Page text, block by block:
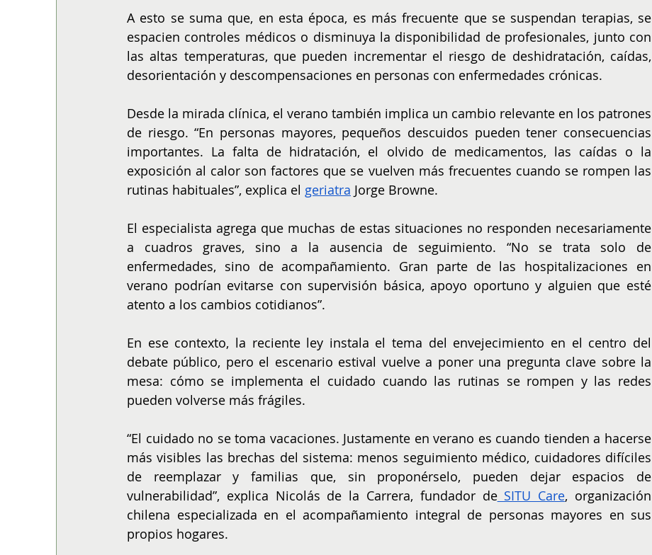
A esto se suma que, en esta época, es más frecuente que se suspendan terapias, se
espacien controles médicos o disminuya la disponibilidad de profesionales, junto con
las altas temperaturas, que pueden incrementar el riesgo de deshidratación, caídas,
desorientación y descompensaciones en personas con enfermedades crónicas.
Desde la mirada clínica, el verano también implica un cambio relevante en los patrones
de riesgo. “En personas mayores, pequeños descuidos pueden tener consecuencias
importantes. La falta de hidratación, el olvido de medicamentos, las caídas o la
exposición al calor son factores que se vuelven más frecuentes cuando se rompen las
rutinas habituales”, explica el geriatra Jorge Browne.
El especialista agrega que muchas de estas situaciones no responden necesariamente
a cuadros graves, sino a la ausencia de seguimiento. “No se trata solo de
enfermedades, sino de acompañamiento. Gran parte de las hospitalizaciones en
verano podrían evitarse con supervisión básica, apoyo oportuno y alguien que esté
atento a los cambios cotidianos”.
En ese contexto, la reciente ley instala el tema del envejecimiento en el centro del
debate público, pero el escenario estival vuelve a poner una pregunta clave sobre la
mesa: cómo se implementa el cuidado cuando las rutinas se rompen y las redes
pueden volverse más frágiles.
“El cuidado no se toma vacaciones. Justamente en verano es cuando tienden a hacerse
más visibles las brechas del sistema: menos seguimiento médico, cuidadores difíciles
de reemplazar y familias que, sin proponérselo, pueden dejar espacios de
vulnerabilidad”, explica Nicolás de la Carrera, fundador de SITU Care, organización
chilena especializada en el acompañamiento integral de personas mayores en sus
propios hogares.